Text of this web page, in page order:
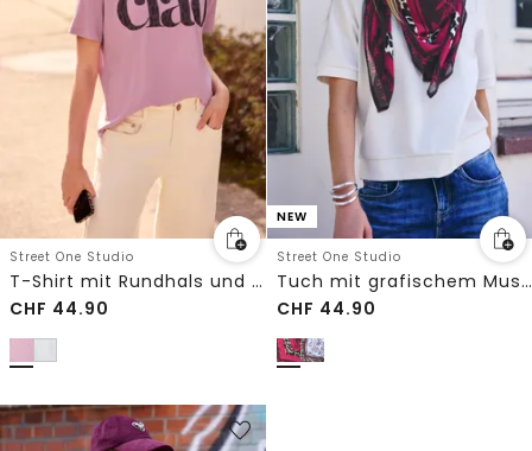
Street One Studio
T-Shirt mit Rundhals und Wording
CHF 44.90
NEW
Street One Studio
Tuch mit grafischem Muster
CHF 44.90